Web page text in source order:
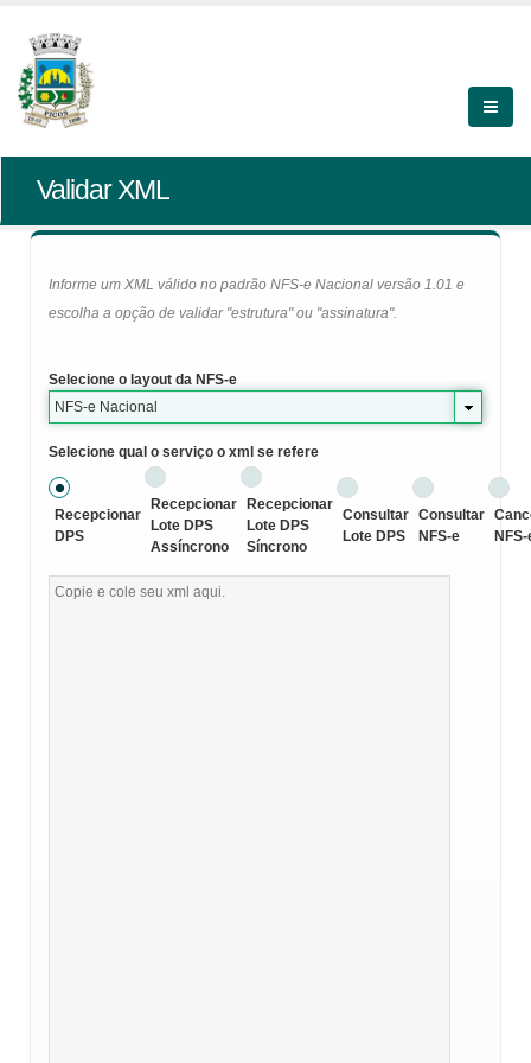
Validar XML
Informe um XML válido no padrão NFS-e Nacional versão 1.01 e
escolha a opção de validar "estrutura" ou "assinatura".
Selecione o layout da NFS-e
NFS-e Nacional
Selecione qual o serviço o xml se refere
Recepcionar
DPS
Recepcionar
Lote DPS
Assíncrono
Recepcionar
Lote DPS
Síncrono
Consultar
Lote DPS
Consultar
NFS-e
NFS-